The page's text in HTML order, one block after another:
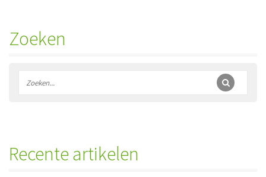
Zoeken
Recente artikelen